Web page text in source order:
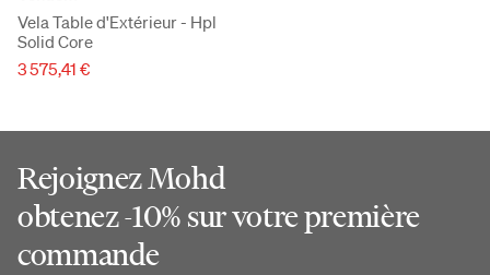
Vela Table d'Extérieur - Hpl
Solid Core
3 575,41 €
Rejoignez Mohd
obtenez -10% sur votre première
commande